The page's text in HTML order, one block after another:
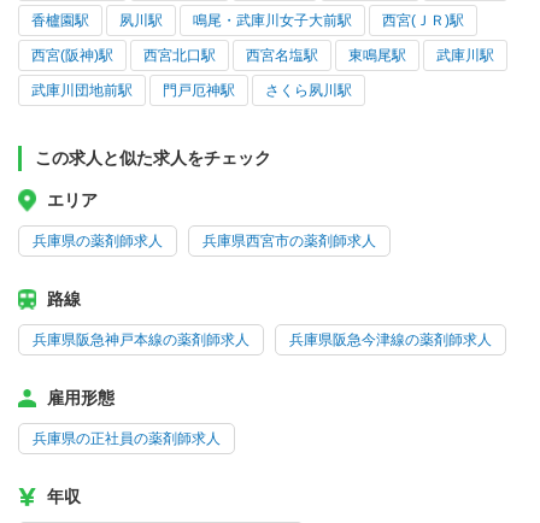
香櫨園駅 夙川駅 鳴尾・武庫川女子大前駅 西宮(ＪＲ)駅
西宮(阪神)駅 西宮北口駅 西宮名塩駅 東鳴尾駅 武庫川駅
武庫川団地前駅 門戸厄神駅 さくら夙川駅
この求人と似た求人をチェック
エリア
兵庫県の薬剤師求人 兵庫県西宮市の薬剤師求人
路線
兵庫県阪急神戸本線の薬剤師求人 兵庫県阪急今津線の薬剤師求人
雇用形態
兵庫県の正社員の薬剤師求人
年収